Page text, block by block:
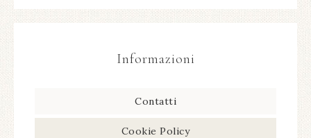
Informazioni
Contatti
Cookie Policy